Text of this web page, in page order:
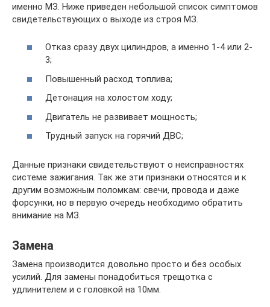
именно МЗ. Ниже приведен небольшой список симптомов
свидетельствующих о выходе из строя МЗ.
Отказ сразу двух цилиндров, а именно 1-4 или 2-
3;
Повышенный расход топлива;
Детонация на холостом ходу;
Двигатель не развивает мощность;
Трудный запуск на горячий ДВС;
Данные признаки свидетельствуют о неисправностях
системе зажигания. Так же эти признаки относятся и к
другим возможным поломкам: свечи, провода и даже
форсунки, но в первую очередь необходимо обратить
внимание на МЗ.
Замена
Замена производится довольно просто и без особых
усилий. Для замены понадобиться трещотка с
удлинителем и с головкой на 10мм.